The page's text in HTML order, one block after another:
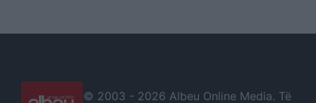
© 2003 - 2026 Albeu Online Media. Të